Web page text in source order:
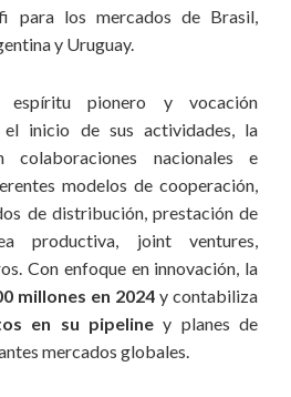
públicos;
empresarial dinámica y exitosa,
positivos promueve el
por medio de la reinversión de
el propio negocio;
de nuestra trayectoria, origen y
Nuestra historia está construida
con el crecimiento de
con el desarrollo de los países en
el respeto a los pueblos y
cuales nos relacionamos;
para los mercados de Brasil,
y Uruguay.
espíritu pionero y vocación
el inicio de sus actividades, la
colaboraciones nacionales e
modelos de cooperación,
de distribución, prestación de
productiva, joint ventures,
Con enfoque en innovación, la
millones en 2024 y contabiliza
en su pipeline y planes de
mercados globales.